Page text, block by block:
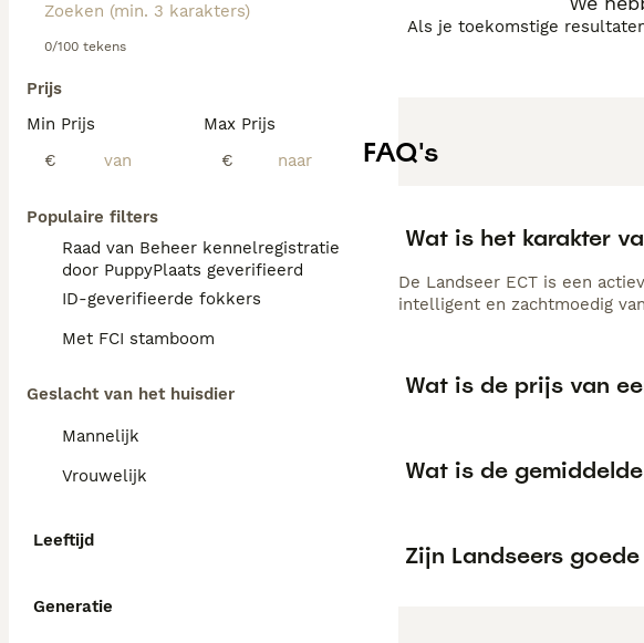
0/100 tekens
Prijs
Min Prijs
€
Max Prijs
€
Populaire filters
Raad van Beheer kennelregistratie
door PuppyPlaats geverifieerd
ID-geverifieerde fokkers
Met FCI stamboom
Geslacht van het huisdier
Mannelijk
Vrouwelijk
Leeftijd
Generatie
Als je toekomstige
FAQ's
Wat is het karakter
De Landseer ECT is een
intelligent en zachtmoedig
Wat is de prijs van
Wat is de
Zijn Landseers